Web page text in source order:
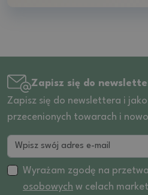
Zapisz się do
Zapisz się do newslettera i
przecenionych towarach i
Wyrażam zgodę na
osobowych w celach